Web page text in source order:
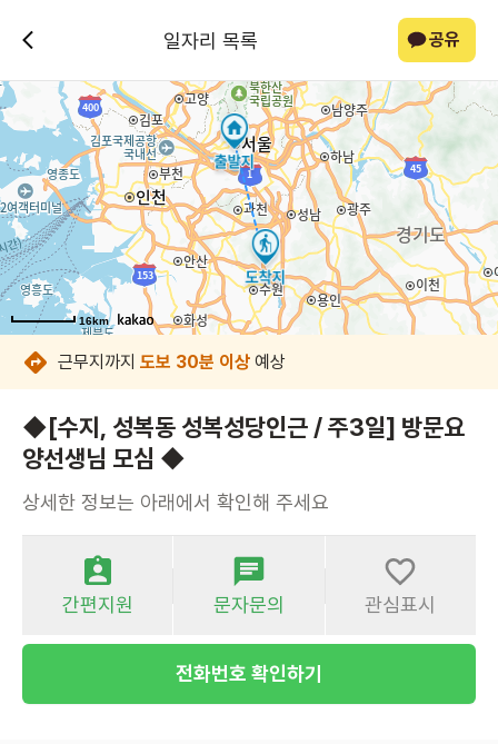
일자리 목록 공유
16km
16km
16km
16km
16km
16km
16km
16km
근무지까지 도보 30분 이상 예상
◆[수지, 성복동 성복성당인근 / 주3일] 방문요
양선생님 모심 ◆
상세한 정보는 아래에서 확인해 주세요
간편지원 문자문의 관심표시
전화번호 확인하기